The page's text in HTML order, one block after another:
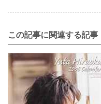
この記事に関連する記事